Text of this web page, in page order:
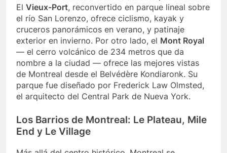
El Vieux-Port, reconvertido en parque lineal sobre
el río San Lorenzo, ofrece ciclismo, kayak y
cruceros panorámicos en verano, y patinaje
exterior en invierno. Por otro lado, el Mont Royal
— el cerro volcánico de 234 metros que da
nombre a la ciudad — ofrece las mejores vistas
de Montreal desde el Belvédère Kondiaronk. Su
parque fue diseñado por Frederick Law Olmsted,
el arquitecto del Central Park de Nueva York.
Los Barrios de Montreal: Le Plateau, Mile
End y Le Village